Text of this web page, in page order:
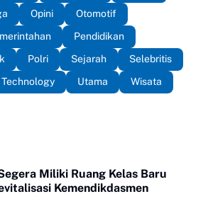
Opini
Otomotif
Pendidikan
Polri Sejarah
Selebritis
Technology Utama Wisata
Miliki Ruang Kelas Baru
Kemendikdasmen